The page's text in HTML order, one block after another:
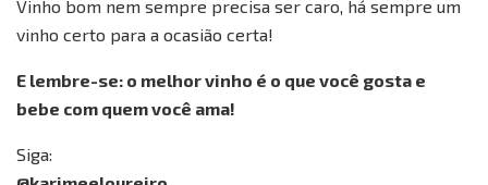
Vinho bom nem sempre precisa ser caro, há sempre um
vinho certo para a ocasião certa!
E lembre-se: o melhor vinho é o que você gosta e
bebe com quem você ama!
Siga: